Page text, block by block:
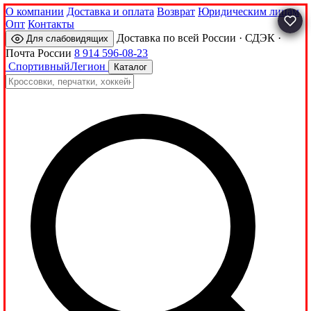
О компании Доставка и оплата Возврат Юридическим лицам
Опт Контакты
Для слабовидящих
Доставка по всей России · СДЭК ·
Почта России 8 914 596-08-23
СпортивныйЛегион Каталог